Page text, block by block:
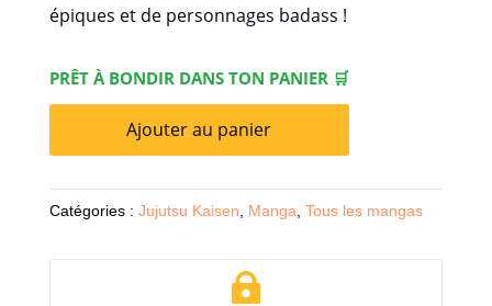
épiques et de personnages badass !
PRÊT À BONDIR DANS TON PANIER 🛒
Ajouter au panier
Catégories : Jujutsu Kaisen, Manga, Tous les mangas
